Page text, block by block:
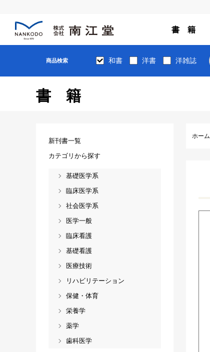
書 籍
商品検索 和書 洋書 洋雑誌
書籍
ホーム
新刊書一覧
カテゴリから探す
基礎医学系
臨床医学系
社会医学系
医学一般
臨床看護
基礎看護
医療技術
リハビリテーション
保健・体育
栄養学
薬学
歯科医学